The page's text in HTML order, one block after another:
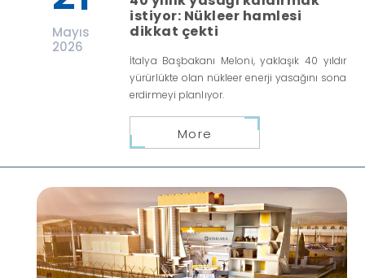
Mayıs
2026
istiyor: Nükleer hamlesi
dikkat çekti
İtalya Başbakanı Meloni, yaklaşık 40 yıldır
yürürlükte olan nükleer enerji yasağını sona
erdirmeyi planlıyor.
More